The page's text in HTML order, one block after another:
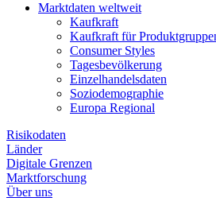
Marktdaten weltweit
Kaufkraft
Kaufkraft für
Consumer Styles
Tagesbevölkerung
Einzelhandelsdaten
Soziodemographie
Europa Regional
Risikodaten
Länder
Digitale Grenzen
Marktforschung
Über uns